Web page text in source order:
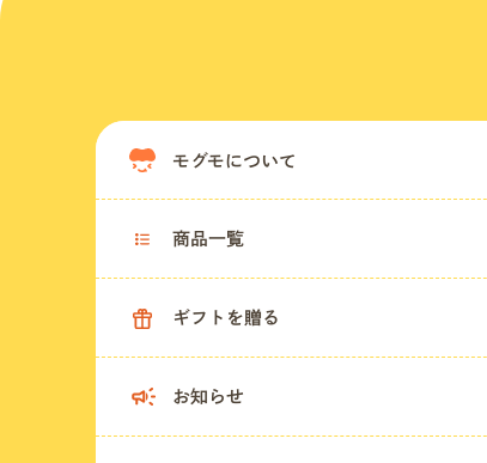
モグモについて
商品一覧
ギフトを贈る
お知らせ